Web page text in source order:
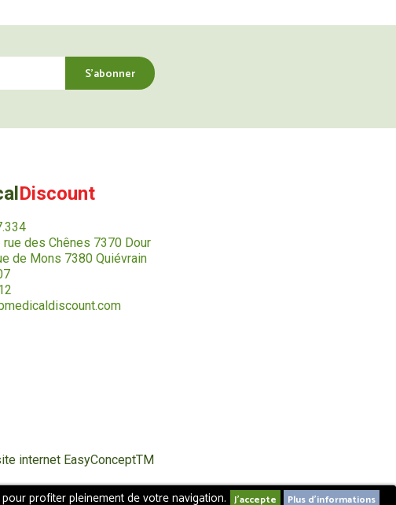
profiter pleinement de votre navigation. Plus d'informations
Discount
des Chênes 7370 Dour
de Mons 7380 Quiévrain
internet EasyConceptTM